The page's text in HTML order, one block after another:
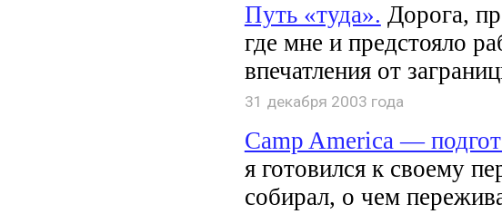
Путь «туда». Дорога,
где мне и предстояло
впечатления от
31 декабря 2003 года
Camp America —
я готовился к своему
собирал, о чем